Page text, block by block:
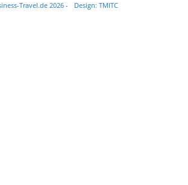
Travel.de 2026 -
Design: TMITC